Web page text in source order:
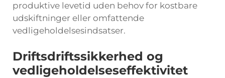
produktive levetid uden behov for kostbare
udskiftninger eller omfattende
vedligeholdelsesindsatser.
Driftsdriftssikkerhed og
vedligeholdelseseffektivitet